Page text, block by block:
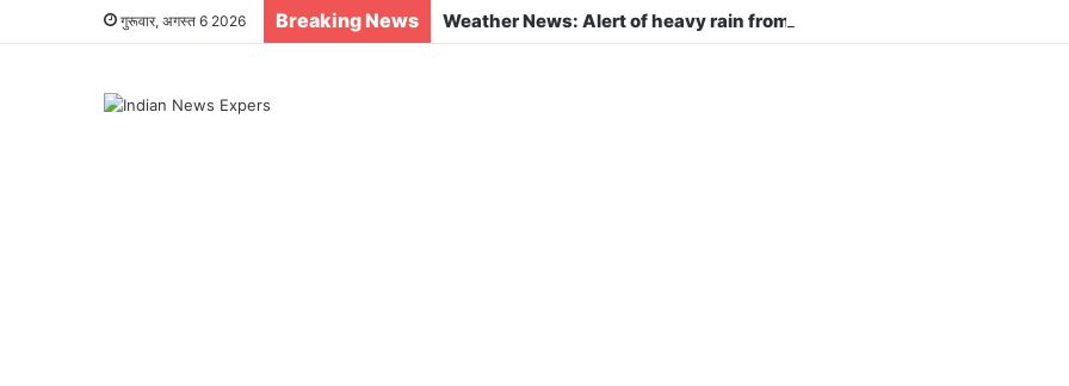
गुरूवार, अगस्त 6 2026 Breaking News